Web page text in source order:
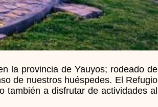
la provincia de Yauyos; rodeado de
de nuestros huéspedes. El Refugio
también a disfrutar de actividades al